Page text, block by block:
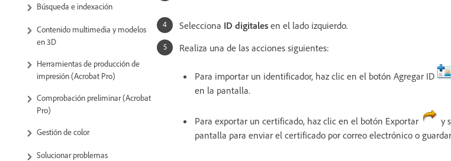
Búsqueda e indexación
Contenido multimedia y modelos
en 3D
Herramientas de producción de
impresión (Acrobat Pro)
Comprobación preliminar (Acrobat
Pro)
Gestión de color
Solucionar problemas
Selecciona ID digitales en el lado izquierdo.
Realiza una de las acciones siguientes:
Para importar un identificador, haz clic en el botón Agregar ID
en la pantalla.
Para exportar un certificado, haz clic en el botón Exportar
y
pantalla para enviar el certificado por correo electrónico o